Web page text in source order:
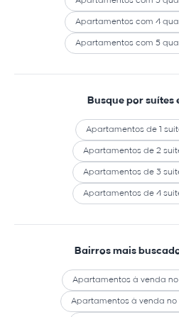
Apartamentos com 4
Apartamentos com 5
Busque por suítes
Apartamentos de 1
Apartamentos de 2
Apartamentos de 3
Apartamentos de 4
Bairros mais
Apartamentos à venda
Apartamentos à venda